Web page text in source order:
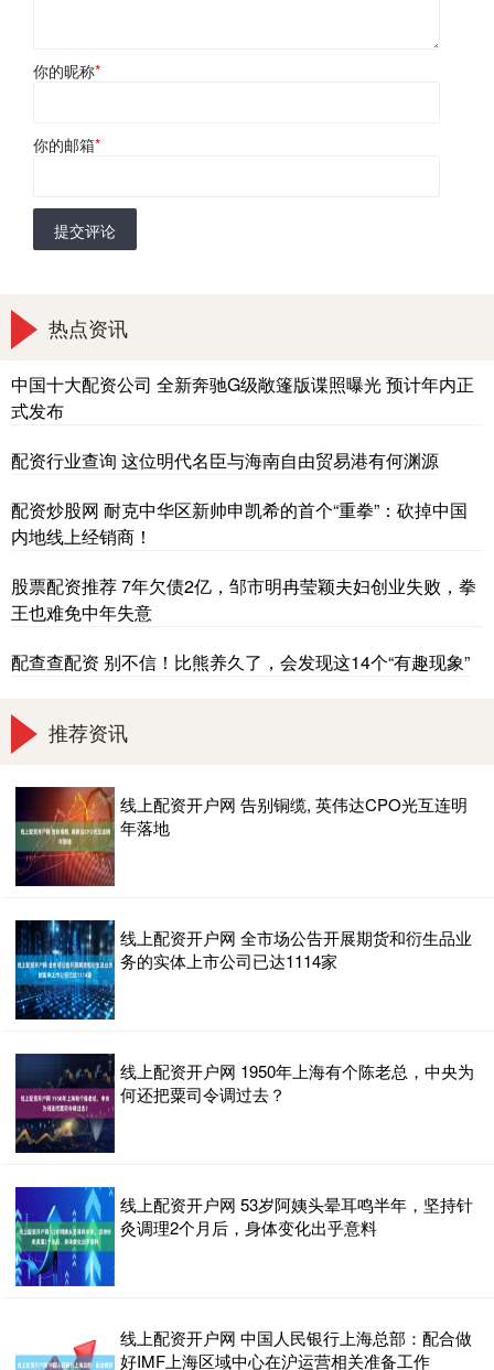
你的昵称*
你的邮箱*
提交评论
热点资讯
中国十大配资公司 全新奔驰G级敞篷版谍照曝光 预计年内正
式发布
配资行业查询 这位明代名臣与海南自由贸易港有何渊源
配资炒股网 耐克中华区新帅申凯希的首个“重拳”：砍掉中国
内地线上经销商！
股票配资推荐 7年欠债2亿，邹市明冉莹颖夫妇创业失败，拳
王也难免中年失意
配查查配资 别不信！比熊养久了，会发现这14个“有趣现象”
推荐资讯
线上配资开户网 告别铜缆, 英伟达CPO光互连明
年落地
线上配资开户网 全市场公告开展期货和衍生品业
务的实体上市公司已达1114家
线上配资开户网 1950年上海有个陈老总，中央为
何还把粟司令调过去？
线上配资开户网 53岁阿姨头晕耳鸣半年，坚持针
灸调理2个月后，身体变化出乎意料
线上配资开户网 中国人民银行上海总部：配合做
好IMF上海区域中心在沪运营相关准备工作